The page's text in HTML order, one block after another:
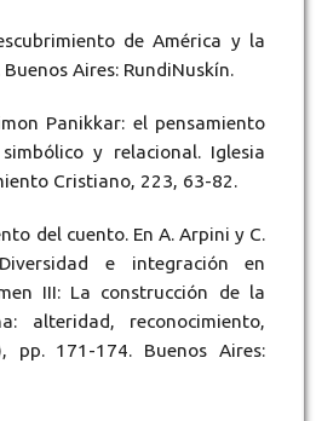
de América y la
Aires: RundiNuskín.
Panikkar: el pensamiento
y relacional. Iglesia
Cristiano, 223, 63-82.
del cuento. En A. Arpini y C.
e integración en
III: La construcción de la
alteridad, reconocimiento,
pp. 171-174. Buenos Aires: